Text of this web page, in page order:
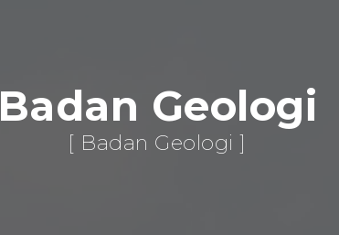
Badan Geologi
[ Badan Geologi ]